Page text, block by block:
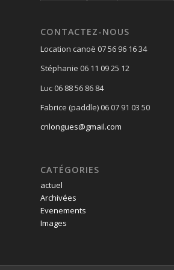
CONTACTEZ-NOUS
Location canoë 07 56 96 16 34
Stéphanie 06 11 09 25 12
Luc 06 88 56 86 84
Fabrice (paddle) 06 07 91 03 50
cnlongues@gmail.com
CATÉGORIES
actuel
Archivées
Evenements
Images